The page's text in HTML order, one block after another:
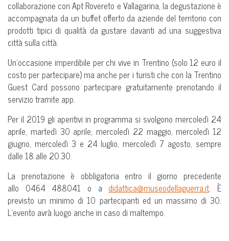
collaborazione con Apt Rovereto e Vallagarina, la degustazione è
accompagnata da un buffet offerto da aziende del territorio con
prodotti tipici di qualità da gustare davanti ad una suggestiva
città sulla città.
Un’occasione imperdibile per chi vive in Trentino (solo 12 euro il
costo per partecipare) ma anche per i turisti che con la Trentino
Guest Card possono partecipare gratuitamente prenotando il
servizio tramite app.
Per il 2019 gli aperitivi in programma si svolgono mercoledì 24
aprile, martedì 30 aprile, mercoledì 22 maggio, mercoledì 12
giugno, mercoledì 3 e 24 luglio, mercoledì 7 agosto, sempre
dalle 18 alle 20.30.
La prenotazione è obbligatoria entro il giorno precedente
allo 0464 488041 o a didattica@museodellaguerra.it. È
previsto un minimo di 10 partecipanti ed un massimo di 30.
L’evento avrà luogo anche in caso di maltempo.